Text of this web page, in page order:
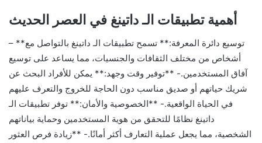
أهمية تطبيقات الـ داتينغ في العصر الحديث
– **توسيع دائرة المعرفة:** تسمح تطبيقات الـ داتينغ بالتواصل مع
أشخاص من مختلف الثقافات والجنسيات، مما يساعد على توسيع
آفاق المستخدمين.- **توفير وقت وجهد:** يمكن للأفراد البحث عن
شريك حياتهم أو صديق مناسب دون الحاجة للخروج والتعرف عليهم
في الحياة الواقعية.- **الخصوصية والأمان:** توفر تطبيقات الـ
داتينغ نظامًا للتحقق من هوية المستخدمين وحماية بياناتهم
الشخصية، مما يجعل عملية التعارف أكثر أمانًا.- **زيادة فرص العثور